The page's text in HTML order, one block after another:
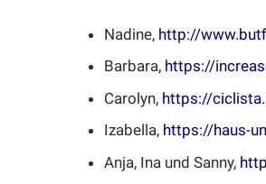
Nadine, http://
Barbara, https://
Carolyn, https://
Izabella, https://haus-
Anja, Ina und Sanny,